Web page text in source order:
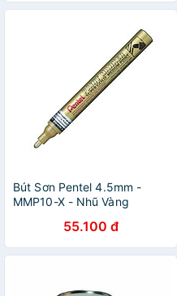
Bút Sơn Pentel 4.5mm -
MMP10-X - Nhũ Vàng
55.100 đ